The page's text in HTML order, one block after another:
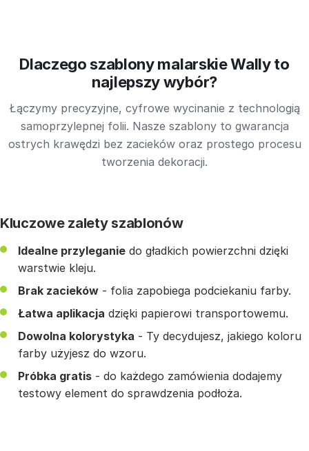
Dlaczego szablony malarskie Wally to
najlepszy wybór?
Łączymy precyzyjne, cyfrowe wycinanie z technologią
samoprzylepnej folii. Nasze szablony to gwarancja
ostrych krawędzi bez zacieków oraz prostego procesu
tworzenia dekoracji.
Kluczowe zalety szablonów
Idealne przyleganie do gładkich powierzchni dzięki
warstwie kleju.
Brak zacieków - folia zapobiega podciekaniu farby.
Łatwa aplikacja dzięki papierowi transportowemu.
Dowolna kolorystyka - Ty decydujesz, jakiego koloru
farby użyjesz do wzoru.
Próbka gratis - do każdego zamówienia dodajemy
testowy element do sprawdzenia podłoża.